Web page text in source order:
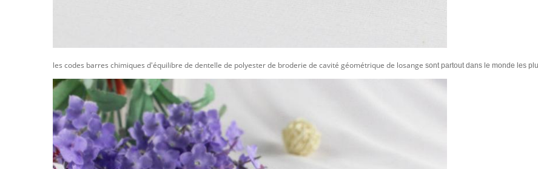
les codes barres chimiques d'équilibre de dentelle de polyester de broderie de cavité géométrique de losange sont partout dans le monde les